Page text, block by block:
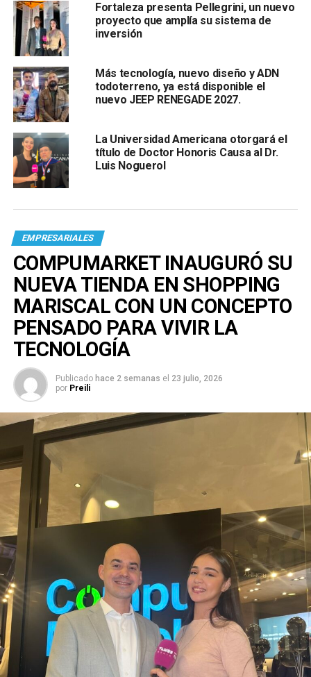
Fortaleza presenta Pellegrini, un nuevo
proyecto que amplía su sistema de
inversión
Más tecnología, nuevo diseño y ADN
todoterreno, ya está disponible el
nuevo JEEP RENEGADE 2027.
La Universidad Americana otorgará el
título de Doctor Honoris Causa al Dr.
Luis Noguerol
EMPRESARIALES
COMPUMARKET INAUGURÓ SU
NUEVA TIENDA EN SHOPPING
MARISCAL CON UN CONCEPTO
PENSADO PARA VIVIR LA
TECNOLOGÍA
Publicado hace 2 semanas el 23 julio, 2026
por Preili